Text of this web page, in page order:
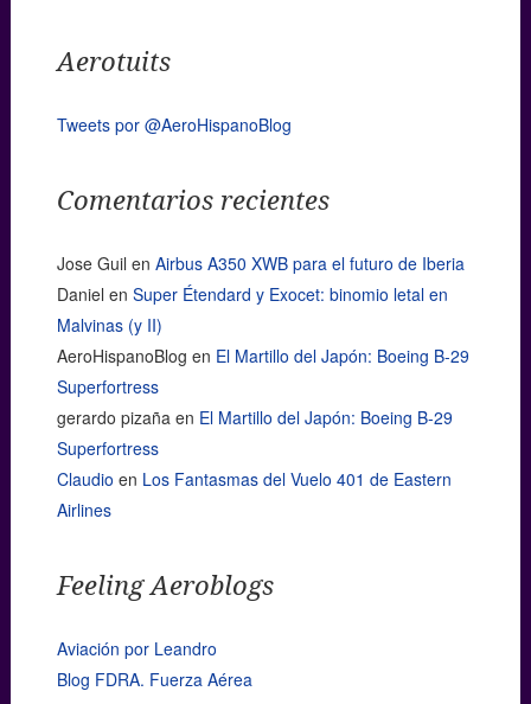
Aerotuits
Tweets por @AeroHispanoBlog
Comentarios recientes
Jose Guil en Airbus A350 XWB para el futuro de Iberia
Daniel en Super Étendard y Exocet: binomio letal en
Malvinas (y II)
AeroHispanoBlog en El Martillo del Japón: Boeing B-29
Superfortress
gerardo pizañaen El Martillo del Japón: Boeing B-29
Superfortress
Claudio en Los Fantasmas del Vuelo 401 de Eastern
Airlines
Feeling Aeroblogs
Aviación por Leandro
Blog FDRA. Fuerza Aérea